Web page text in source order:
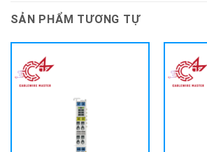
SẢN PHẨM TƯƠNG TỰ